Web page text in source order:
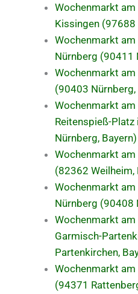
Wochenmarkt
Kissingen (97688
Wochenmarkt
Nürnberg (90411
Wochenmarkt
(90403 Nürnberg,
Wochenmarkt
Reitenspieß-
Nürnberg, Bayern)
Wochenmarkt
(82362 Weilheim,
Wochenmarkt
Nürnberg (90408
Wochenmarkt
Garmisch-
Partenkirchen,
Wochenmarkt
(94371